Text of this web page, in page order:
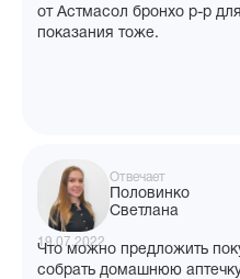
от Астмасол бронхо р-р
показания тоже.
Отвечает
Половинко
Светлана
19.07.2022
Что можно предложить
собрать домашнюю